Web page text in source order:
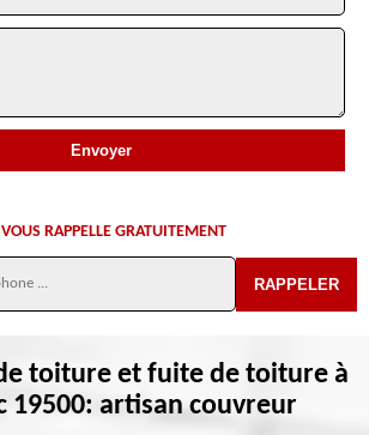
RAPPELLE GRATUITEMENT
toiture et fuite de toiture à
19500: artisan couvreur